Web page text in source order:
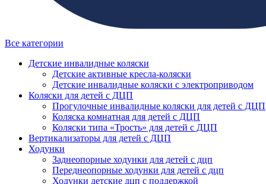
Все категории
Детские инвалидные коляски
Детские активные кресла-коляски
Детские инвалидные коляски с электроприводом
Коляски для детей с ДЦП
Прогулочные инвалидные коляски для детей с ДЦП
Коляска комнатная для детей с ДЦП
Коляски типа «Трость» для детей с ДЦП
Вертикализаторы для детей с ДЦП
Ходунки
Заднеопорные ходунки для детей с дцп
Переднеопорные ходунки для детей с дцп
Ходунки детские дцп с поддержкой